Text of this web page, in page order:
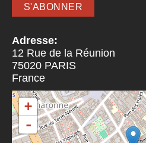
Adresse:
12 Rue de la Réunion
75020 PARIS
France
+
-